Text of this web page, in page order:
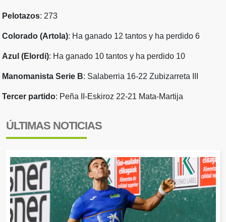
Pelotazos: 273
Colorado (Artola): Ha ganado 12 tantos y ha perdido 6
Azul (Elordi): Ha ganado 10 tantos y ha perdido 10
Manomanista Serie B: Salaberria 16-22 Zubizarreta III
Tercer partido: Peña II-Eskiroz 22-21 Mata-Martija
ÚLTIMAS NOTICIAS